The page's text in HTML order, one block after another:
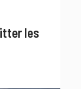
les